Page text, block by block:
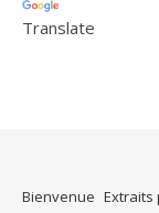
Translate
Bienvenue Extraits